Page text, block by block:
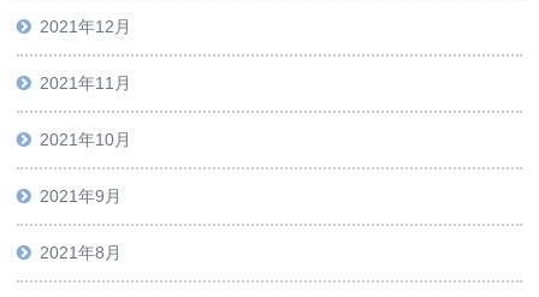
2021年12月
2021年11月
2021年10月
2021年9月
2021年8月